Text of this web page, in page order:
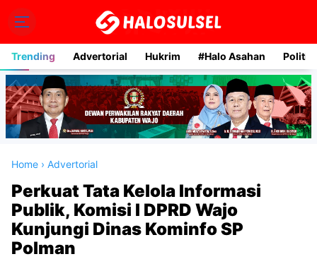
Trending Advertorial Hukrim #Halo Asahan Politik
Home › Advertorial
Perkuat Tata Kelola Informasi
Publik, Komisi I DPRD Wajo
Kunjungi Dinas Kominfo SP
Polman